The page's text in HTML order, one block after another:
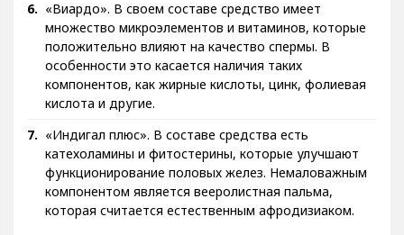
«Виардо». В своем составе средство имеет
множество микроэлементов и витаминов, которые
положительно влияют на качество спермы. В
компонентов, как жирные кислоты, цинк, фолиевая
кислота и другие.
«Индигал плюс». В составе средства есть
катехоламины и фитостерины, которые улучшают
функционирование половых желез. Немаловажным
компонентом является вееролистная пальма,
которая считается естественным афродизиаком.